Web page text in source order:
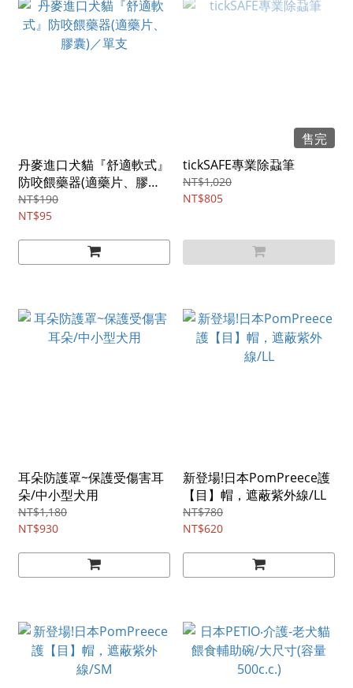
丹麥進口犬貓『舒適軟式』
防咬餵藥器(適藥片、膠囊)
／單支
NT$190
NT$95
售完
tickSAFE專業除蝨筆
NT$1,020
NT$805
耳朵防護罩~保護受傷害耳
朵/中小型犬用
NT$1,180
NT$930
新登場!日本PomPreece護
【目】帽，遮蔽紫外線/LL
NT$780
NT$620